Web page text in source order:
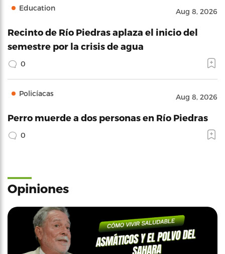
Education Aug 8, 2026
Recinto de Río Piedras aplaza el inicio del
semestre por la crisis de agua
0
Policíacas Aug 8, 2026
Perro muerde a dos personas en Río Piedras
0
Opiniones